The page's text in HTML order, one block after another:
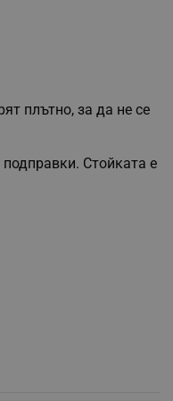
плътно, за да не се
Стойката е